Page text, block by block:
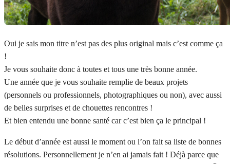
Oui je sais mon titre n’est pas des plus original mais c’est comme ça
!
Je vous souhaite donc à toutes et tous une très bonne année.
Une année que je vous souhaite remplie de beaux projets
(personnels ou professionnels, photographiques ou non), avec aussi
de belles surprises et de chouettes rencontres !
Et bien entendu une bonne santé car c’est bien ça le principal !
Le début d’année est aussi le moment ou l’on fait sa liste de bonnes
résolutions. Personnellement je n’en ai jamais fait ! Déjà parce que